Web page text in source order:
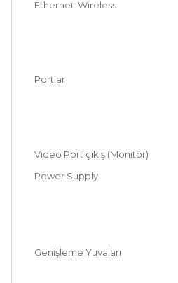
Ethernet-Wireless
Portlar
Video Port çıkış (Monitör)
Power Supply
Genişleme Yuvaları